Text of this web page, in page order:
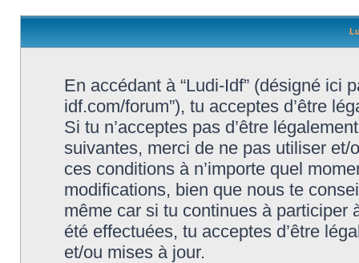
En accédant à “Ludi-Idf” (désigné ici
idf.com/forum”), tu acceptes d’être
Si tu n’acceptes pas d’être
suivantes, merci de ne pas utiliser et/
ces conditions à n’importe quel
modifications, bien que nous te
même car si tu continues à participer
été effectuées, tu acceptes d’être
et/ou mises à jour.